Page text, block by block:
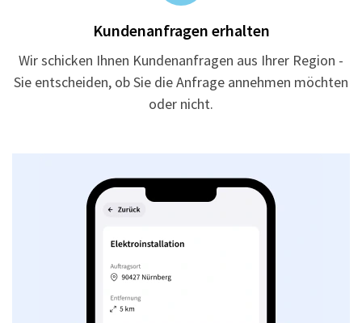
Kundenanfragen erhalten
Wir schicken Ihnen Kundenanfragen aus Ihrer Region -
Sie entscheiden, ob Sie die Anfrage annehmen möchten
oder nicht.